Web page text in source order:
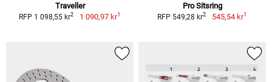
Traveller
RFP 1 098,55 kr2 1 090,97 kr1
Pro Sitsring
RFP 549,28 kr2 545,54 kr1